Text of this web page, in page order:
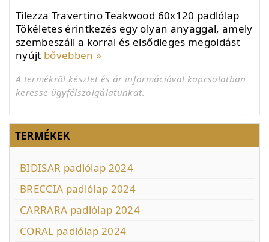
Tilezza Travertino Teakwood 60x120 padlólap
Tökéletes érintkezés egy olyan anyaggal, amely
szembeszáll a korral és elsődleges megoldást
nyújt bővebben »
A termékről készlet és ár információval kapcsolatban
keresse ügyfélszolgálatunkat.
TERMÉKEK
BIDISAR padlólap 2024
BRECCIA padlólap 2024
CARRARA padlólap 2024
CORAL padlólap 2024